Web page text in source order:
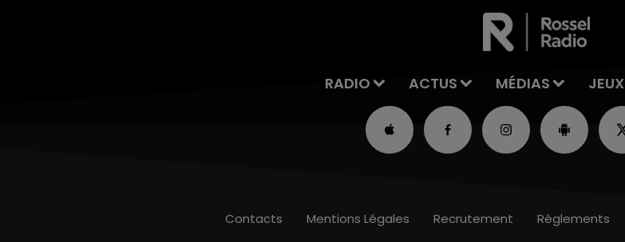
RADIO ACTUS MÉDIAS JEUX
Contacts Mentions Légales Recrutement Règlements